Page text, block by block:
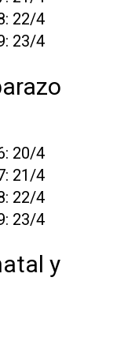
22/4
23/4
20/4
21/4
22/4
23/4
y